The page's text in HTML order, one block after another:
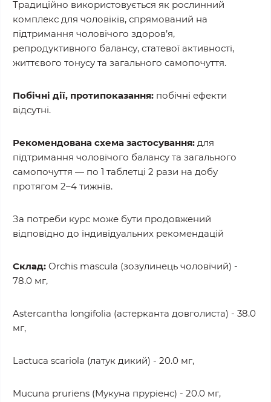
Традиційно використовується як рослинний
комплекс для чоловіків, спрямований на
підтримання чоловічого здоров’я,
репродуктивного балансу, статевої активності,
життєвого тонусу та загального самопочуття.
Побічні дії, протипоказання: побічні ефекти
відсутні.
Рекомендована схема застосування: для
підтримання чоловічого балансу та загального
самопочуття — по 1 таблетці 2 рази на добу
протягом 2–4 тижнів.
За потреби курс може бути продовжений
відповідно до індивідуальних рекомендацій
Склад: Orchis mascula (зозулинець чоловічий) -
78.0 мг,
Astercantha longifolia (астерканта довголиста) - 38.0
мг,
Lactuca scariola (латук дикий) - 20.0 мг,
Mucuna pruriens (Мукуна пруріенс) - 20.0 мг,